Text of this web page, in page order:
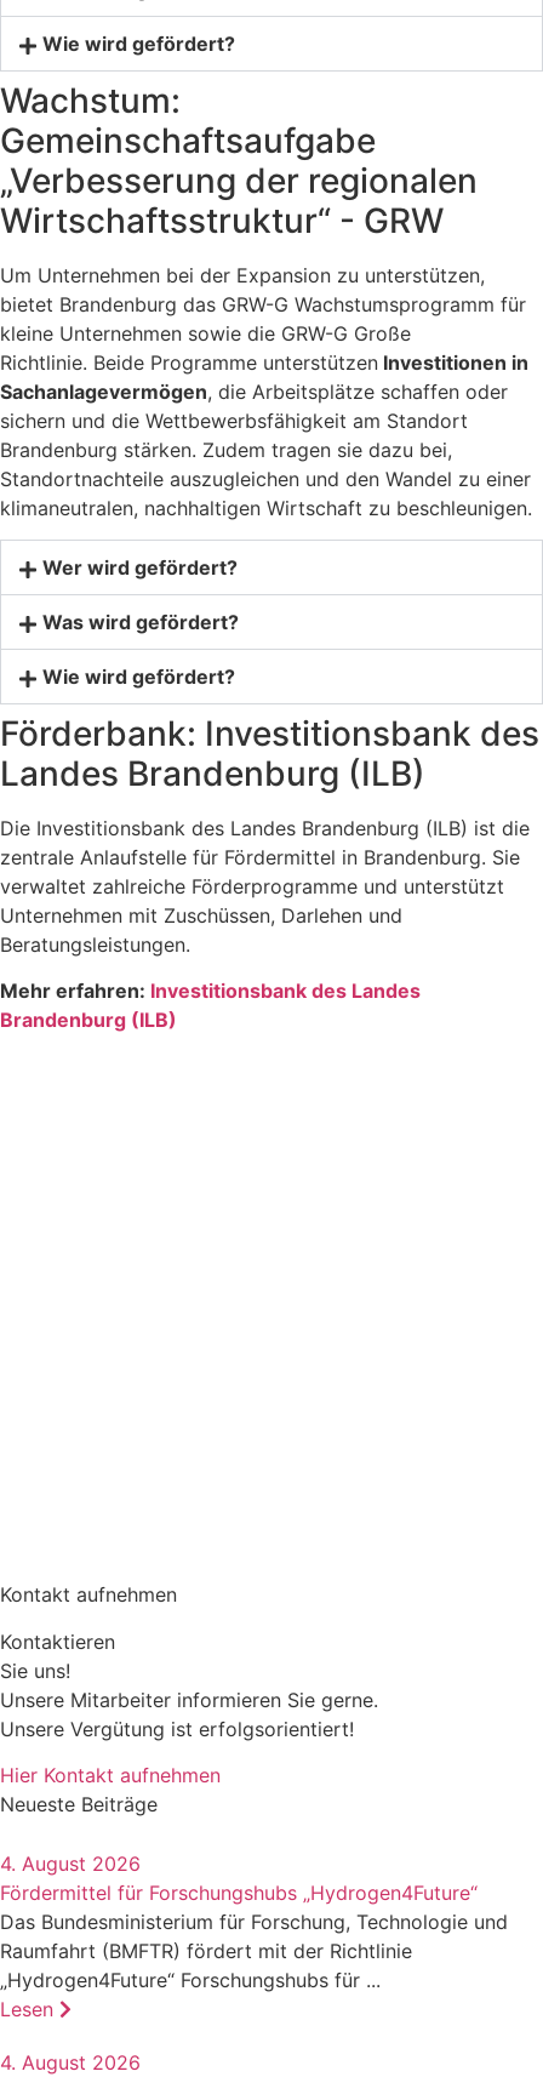
Wie wird gefördert?
Wachstum:
Gemeinschaftsaufgabe
„Verbesserung der regionalen
Wirtschaftsstruktur“ - GRW
Um Unternehmen bei der Expansion zu unterstützen,
bietet Brandenburg das GRW-G Wachstumsprogramm für
kleine Unternehmen sowie die GRW-G Große
Richtlinie. Beide Programme unterstützen Investitionen in
Sachanlagevermögen, die Arbeitsplätze schaffen oder
sichern und die Wettbewerbsfähigkeit am Standort
Brandenburg stärken. Zudem tragen sie dazu bei,
Standortnachteile auszugleichen und den Wandel zu einer
klimaneutralen, nachhaltigen Wirtschaft zu beschleunigen.
Wer wird gefördert?
Was wird gefördert?
Wie wird gefördert?
Förderbank: Investitionsbank des
Landes Brandenburg (ILB)
Die Investitionsbank des Landes Brandenburg (ILB) ist die
zentrale Anlaufstelle für Fördermittel in Brandenburg. Sie
verwaltet zahlreiche Förderprogramme und unterstützt
Unternehmen mit Zuschüssen, Darlehen und
Beratungsleistungen.
Mehr erfahren: Investitionsbank des Landes
Brandenburg (ILB)
Kontakt aufnehmen
Kontaktieren
Sie uns!
Unsere Mitarbeiter informieren Sie gerne.
Unsere Vergütung ist erfolgsorientiert!
Hier Kontakt aufnehmen
Neueste Beiträge
4. August 2026
Fördermittel für Forschungshubs „Hydrogen4Future“
Das Bundesministerium für Forschung, Technologie und
Raumfahrt (BMFTR) fördert mit der Richtlinie
„Hydrogen4Future“ Forschungshubs für ...
Lesen
4. August 2026